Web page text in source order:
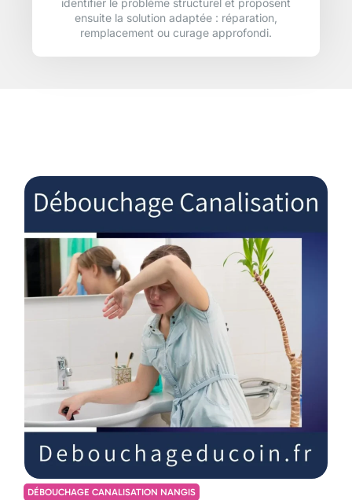
ensuite la solution adaptée : réparation,
remplacement ou curage approfondi.
DÉBOUCHAGE CANALISATION NANGIS